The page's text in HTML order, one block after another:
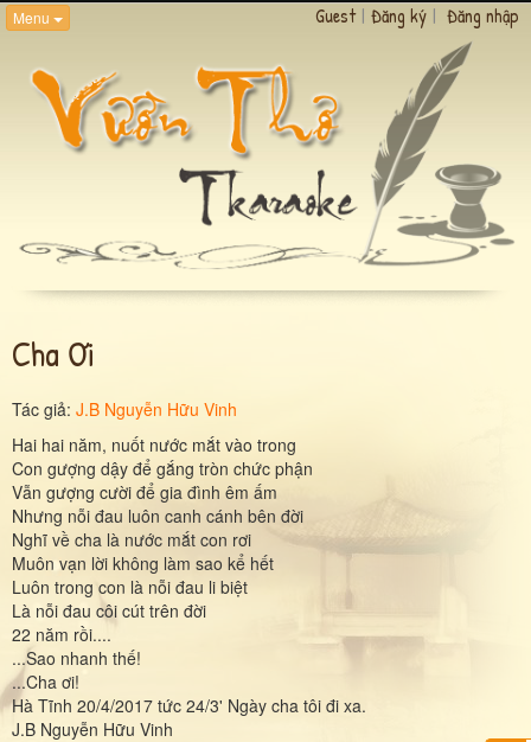
Menu Guest | Đăng ký | Đăng nhập
Cha Ơi
Tác giả: J.B Nguyễn Hữu Vinh
Hai hai năm, nuốt nước mắt vào trong
Con gượng dậy để gắng tròn chức phận
Vẫn gượng cười để gia đình êm ấm
Nhưng nỗi đau luôn canh cánh bên đời
Nghĩ về cha là nước mắt con rơi
Muôn vạn lời không làm sao kể hết
Luôn trong con là nỗi đau li biệt
Là nỗi đau côi cút trên đời
22 năm rồi....
...Sao nhanh thế!
...Cha ơi!
Hà Tĩnh 20/4/2017 tức 24/3' Ngày cha tôi đi xa.
J.B Nguyễn Hữu Vinh